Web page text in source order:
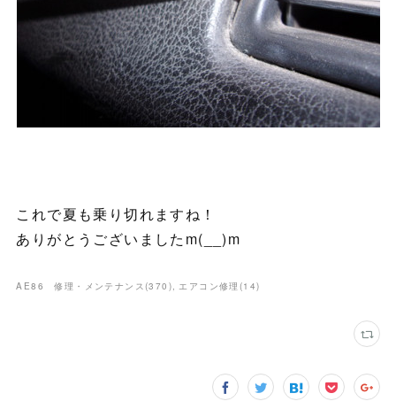
これで夏も乗り切れますね！
ありがとうございましたm(__)m
AE86 修理・メンテナンス(370 ) エアコン修理 (14)